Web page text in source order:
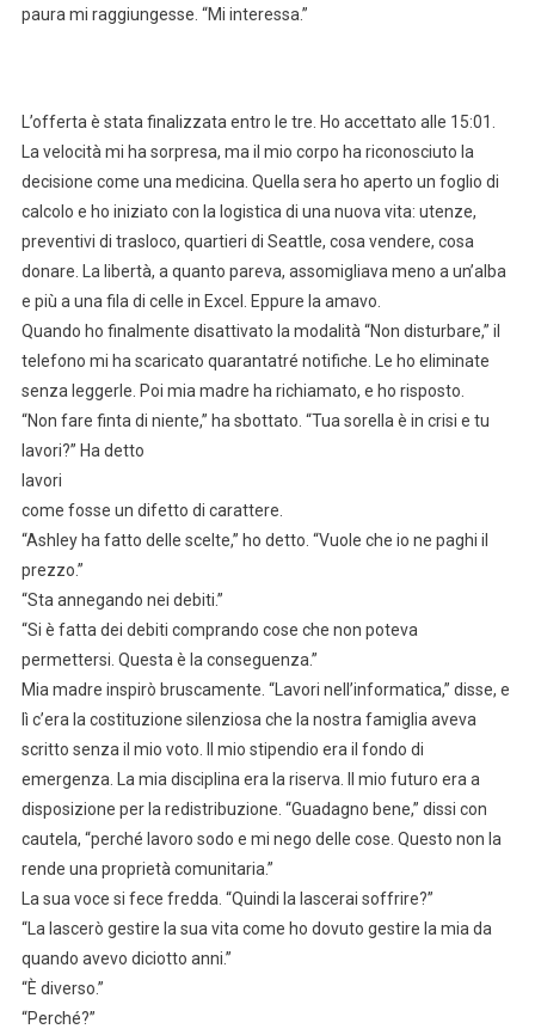
paura mi raggiungesse. “Mi interessa.”
L’offerta è stata finalizzata entro le tre. Ho accettato alle 15:01.
La velocità mi ha sorpresa, ma il mio corpo ha riconosciuto la
decisione come una medicina. Quella sera ho aperto un foglio di
calcolo e ho iniziato con la logistica di una nuova vita: utenze,
preventivi di trasloco, quartieri di Seattle, cosa vendere, cosa
donare. La libertà, a quanto pareva, assomigliava meno a un’alba
e più a una fila di celle in Excel. Eppure la amavo.
Quando ho finalmente disattivato la modalità “Non disturbare,” il
telefono mi ha scaricato quarantatré notifiche. Le ho eliminate
senza leggerle. Poi mia madre ha richiamato, e ho risposto.
“Non fare finta di niente,” ha sbottato. “Tua sorella è in crisi e tu
lavori?” Ha detto
lavori
come fosse un difetto di carattere.
“Ashley ha fatto delle scelte,” ho detto. “Vuole che io ne paghi il
prezzo.”
“Sta annegando nei debiti.”
“Si è fatta dei debiti comprando cose che non poteva
permettersi. Questa è la conseguenza.”
Mia madre inspirò bruscamente. “Lavori nell’informatica,” disse, e
lì c’era la costituzione silenziosa che la nostra famiglia aveva
scritto senza il mio voto. Il mio stipendio era il fondo di
emergenza. La mia disciplina era la riserva. Il mio futuro era a
disposizione per la redistribuzione. “Guadagno bene,” dissi con
cautela, “perché lavoro sodo e mi nego delle cose. Questo non la
rende una proprietà comunitaria.”
La sua voce si fece fredda. “Quindi la lascerai soffrire?”
“La lascerò gestire la sua vita come ho dovuto gestire la mia da
quando avevo diciotto anni.”
“È diverso.”
“Perché?”